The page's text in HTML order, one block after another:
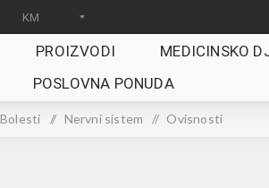
PROIZVODI
MEDICINSKO
POSLOVNA PONUDA
Bolesti / Nervni sistem / Ovisnosti